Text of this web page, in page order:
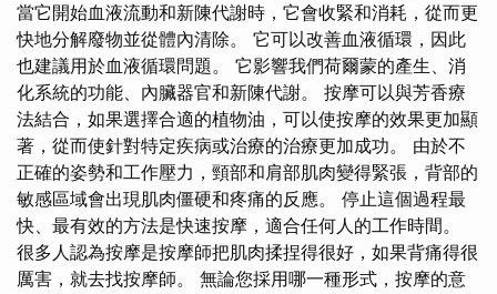
當它開始血液流動和新陳代謝時，它會收緊和消耗，從而更
快地分解廢物並從體內清除。 它可以改善血液循環，因此
也建議用於血液循環問題。 它影響我們荷爾蒙的產生、消
化系統的功能、內臟器官和新陳代謝。 按摩可以與芳香療
法結合，如果選擇合適的植物油，可以使按摩的效果更加顯
著，從而使針對特定疾病或治療的治療更加成功。 由於不
正確的姿勢和工作壓力，頸部和肩部肌肉變得緊張，背部的
敏感區域會出現肌肉僵硬和疼痛的反應。 停止這個過程最
快、最有效的方法是快速按摩，適合任何人的工作時間。
很多人認為按摩是按摩師把肌肉揉捏得很好，如果背痛得很
厲害，就去找按摩師。 無論您採用哪一種形式，按摩的意